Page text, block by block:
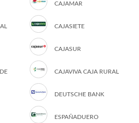
CAJAMAR
CAJASIETE
CAJASUR
CAJAVIVA CAJA RURAL
DEUTSCHE BANK
ESPAÑADUERO